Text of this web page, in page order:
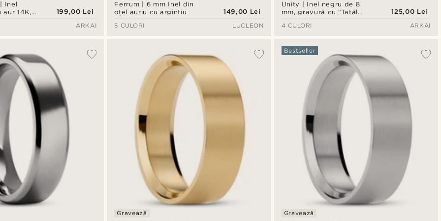
Inel
aur 14K,
199,00 Lei
ARKAI
Ferrum | 6 mm Inel din
oțel auriu cu argintiu
149,00 Lei
5 CULORI
LUCLEON
Unity | Inel negru de 8
mm, gravură cu "Tatăl
125,00 Lei
4 CULORI
ARKAI
Gravează
Bestseller
Gravează